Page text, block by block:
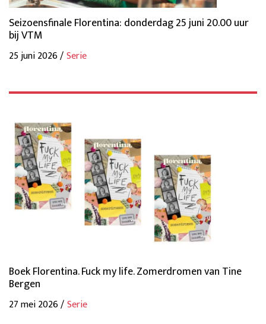
Seizoensfinale Florentina: donderdag 25 juni 20.00 uur
bij VTM
25 juni 2026 /Serie
Boek Florentina. Fuck my life. Zomerdromen van Tine
Bergen
27 mei 2026 /Serie